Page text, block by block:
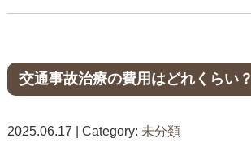
交通事故治療の費用はどれくらい？
2025.06.17 | Category: 未分類